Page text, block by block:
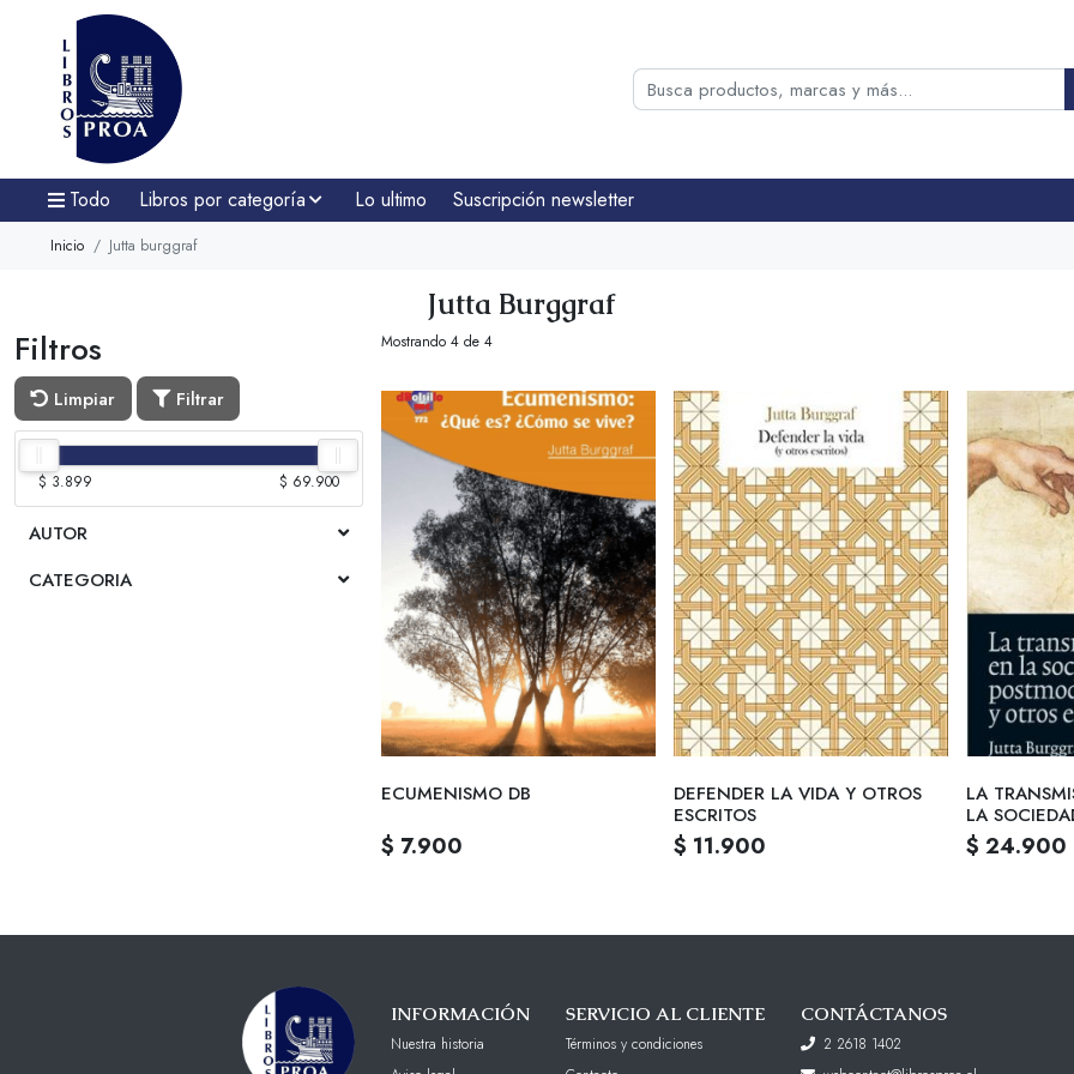
Todo Libros por categoría Lo ultimo Suscripción newsletter
Inicio Jutta burggraf
Jutta Burggraf
Filtros
Limpiar Filtrar
$ 3.899 $ 69.900
AUTOR
CATEGORIA
Mostrando 4 de 4
ECUMENISMO DB
$ 7.900
DEFENDER LA VIDA Y OTROS
ESCRITOS
$ 11.900
LA
LA
Y OTROS
$ 24.900
INFORMACIÓN
Nuestra historia
SERVICIO AL CLIENTE
Términos y condiciones
CONTÁCTANOS
2 2618 1402